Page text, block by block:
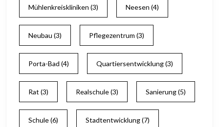
Mühlenkreiskliniken (3) Neesen (4)
Neubau (3) Pflegezentrum (3)
Porta-Bad (4) Quartiersentwicklung(3)
Rat (3) Realschule(3) Sanierung(5)
Schule(6) Stadtentwicklung(7)